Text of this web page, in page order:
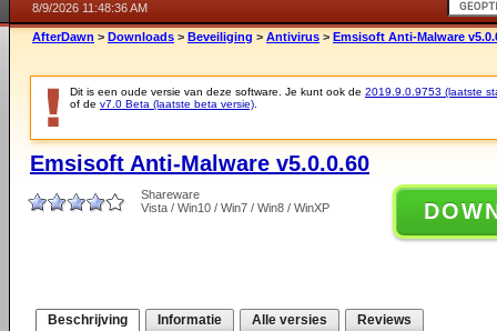
8/9/2026 11:48:36 AM
AfterDawn > Downloads > Beveiliging > Antivirus > Emsisoft Anti-Malware
Dit is een oude versie van deze software. Je kunt ook de 2019.9.0.9753 (laatste
of de v7.0 Beta (laatste beta versie)
Emsisoft Anti-Malware v5.0.0.60
Shareware
Vista / Win10 / Win7 / Win8 / WinXP
Beschrijving Informatie Alle versies Reviews